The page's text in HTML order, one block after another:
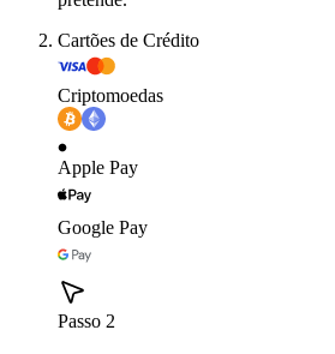
Cartões de Crédito
Criptomoedas
Apple Pay
Google Pay
Passo 2